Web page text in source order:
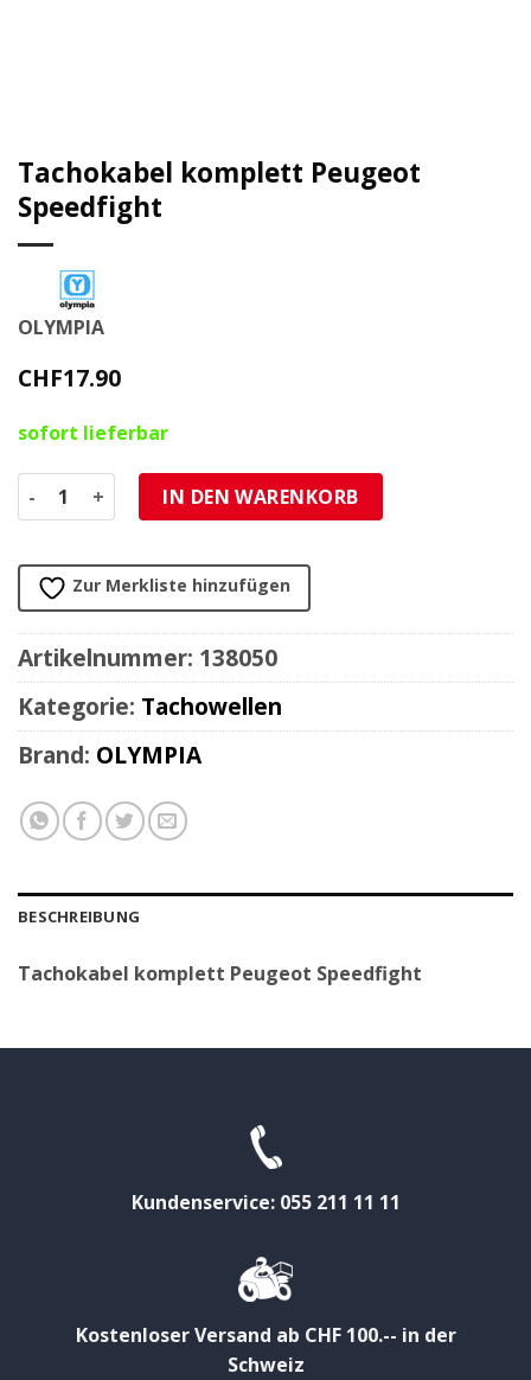
Tachokabel komplett Peugeot
Speedfight
OLYMPIA
CHF17.90
sofort lieferbar
Tachokabel komplett Peugeot Speedfight Menge
IN DEN WARENKORB
Zur Merkliste hinzufügen
Artikelnummer: 138050
Kategorie: Tachowellen
Brand: OLYMPIA
BESCHREIBUNG
Tachokabel komplett Peugeot Speedfight
Kundenservice: 055 211 11 11
Kostenloser Versand ab CHF 100.-- in der
Schweiz